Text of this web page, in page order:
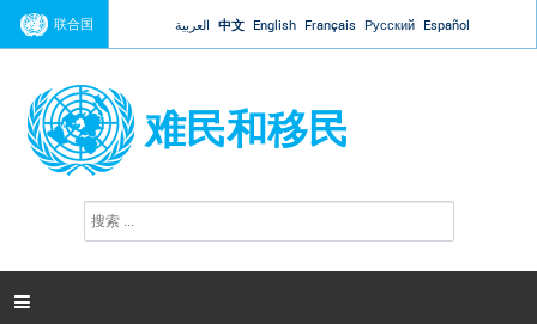
Jump to navigation
联合国 العربية 中文 English Français Русский Español
难民和移民
搜
索
